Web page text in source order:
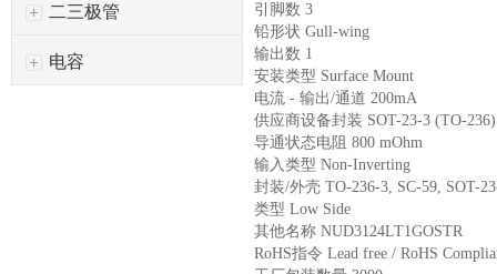
二三极管
电容
引脚数 3
铅形状 Gull-wing
输出数 1
安装类型 Surface Mount
电流 - 输出/通道 200mA
供应商设备封装 SOT-23-3 (TO-236)
导通状态电阻 800 mOhm
输入类型 Non-Inverting
封装/外壳 TO-236-3, SC-59, SOT-
类型 Low Side
其他名称 NUD3124LT1GOSTR
RoHS指令 Lead free / RoHS